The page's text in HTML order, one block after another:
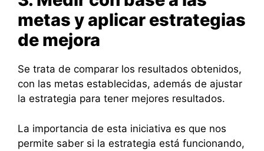
metas y aplicar estrategias
de mejora
Se trata de comparar los resultados obtenidos,
con las metas establecidas, además de ajustar
la estrategia para tener mejores resultados.
La importancia de esta iniciativa es que nos
permite saber si la estrategia está funcionando,